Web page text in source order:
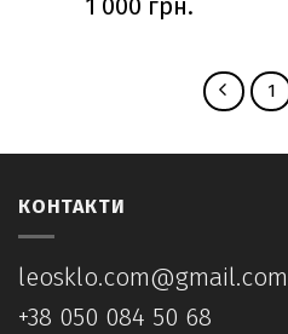
1 000 грн.
1
КОНТАКТИ
leosklo.com@gmail.com
+38 050 084 50 68